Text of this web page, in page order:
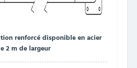
renforcé disponible en acier
2 m de largeur